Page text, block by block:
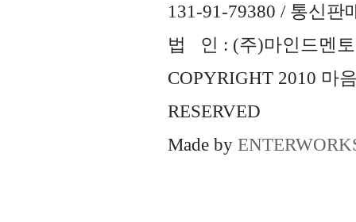
131-91-79380 / 통신판
법 인 : (주)마인드멘토
COPYRIGHT 2010 마
RESERVED
Made by